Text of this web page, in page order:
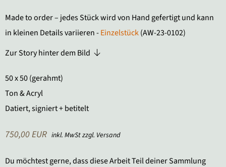
Made to order – jedes Stück wird von Hand gefertigt und kann
in kleinen Details variieren -Einzelstück(AW-23-0102)
Zur Story hinter dem Bild
50 x 50 (gerahmt)
Ton & Acryl
Datiert, signiert + betitelt
750,00 EUR inkl. MwSt zzgl. Versand
Du möchtest gerne, dass diese Arbeit Teil deiner Sammlung